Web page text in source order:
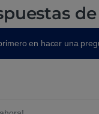
en hacer una